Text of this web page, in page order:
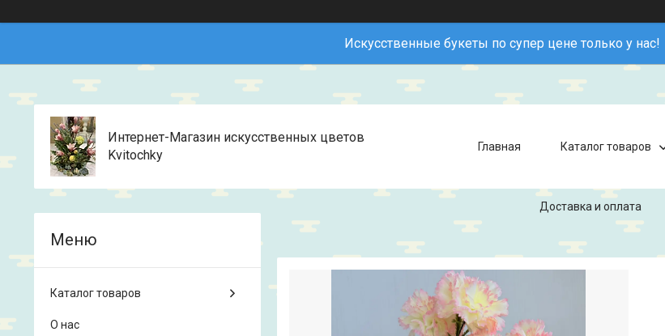
Искусственные букеты по супер цене только у нас!
Интернет-Магазин искусственных цветов
Kvitochky
Главная Каталог товаров
Доставка и оплата
Каталог товаров
О нас